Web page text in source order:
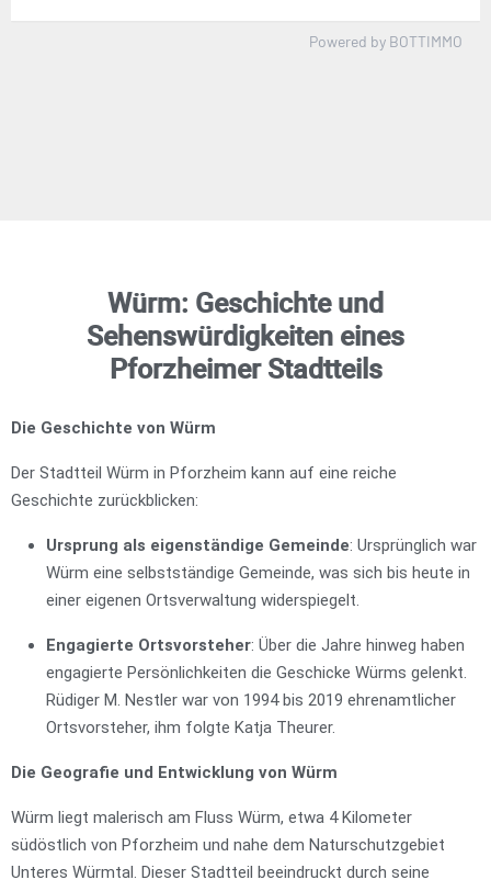
Würm: Geschichte und
Sehenswürdigkeiten eines
Pforzheimer Stadtteils
Die Geschichte von Würm
Der Stadtteil Würm in Pforzheim kann auf eine reiche
Geschichte zurückblicken:
Ursprung als eigenständige Gemeinde: Ursprünglich war
Würm eine selbstständige Gemeinde, was sich bis heute in
einer eigenen Ortsverwaltung widerspiegelt.
Engagierte Ortsvorsteher: Über die Jahre hinweg haben
engagierte Persönlichkeiten die Geschicke Würms gelenkt.
Rüdiger M. Nestler war von 1994 bis 2019 ehrenamtlicher
Ortsvorsteher, ihm folgte Katja Theurer.
Die Geografie und Entwicklung von Würm
Würm liegt malerisch am Fluss Würm, etwa 4 Kilometer
südöstlich von Pforzheim und nahe dem Naturschutzgebiet
Unteres Würmtal. Dieser Stadtteil beeindruckt durch seine